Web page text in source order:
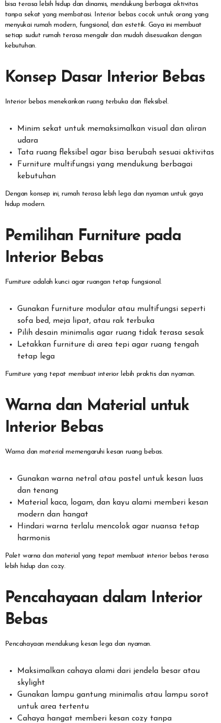
bisa terasa lebih hidup dan dinamis, mendukung berbagai aktivitas
tanpa sekat yang membatasi. Interior bebas cocok untuk orang yang
menyukai rumah modern, fungsional, dan estetik. Gaya ini membuat
setiap sudut rumah terasa mengalir dan mudah disesuaikan dengan
kebutuhan.
Konsep Dasar Interior Bebas
Interior bebas menekankan ruang terbuka dan fleksibel.
Minim sekat untuk memaksimalkan visual dan aliran
udara
Tata ruang fleksibel agar bisa berubah sesuai aktivitas
Furniture multifungsi yang mendukung berbagai
kebutuhan
Dengan konsep ini, rumah terasa lebih lega dan nyaman untuk gaya
hidup modern.
Pemilihan Furniture pada
Interior Bebas
Furniture adalah kunci agar ruangan tetap fungsional.
Gunakan furniture modular atau multifungsi seperti
sofa bed, meja lipat, atau rak terbuka
Pilih desain minimalis agar ruang tidak terasa sesak
Letakkan furniture di area tepi agar ruang tengah
tetap lega
Furniture yang tepat membuat interior lebih praktis dan nyaman.
Warna dan Material untuk
Interior Bebas
Warna dan material memengaruhi kesan ruang bebas.
Gunakan warna netral atau pastel untuk kesan luas
dan tenang
Material kaca, logam, dan kayu alami memberi kesan
modern dan hangat
Hindari warna terlalu mencolok agar nuansa tetap
harmonis
Palet warna dan material yang tepat membuat interior bebas terasa
lebih hidup dan cozy.
Pencahayaan dalam Interior
Bebas
Pencahayaan mendukung kesan lega dan nyaman.
Maksimalkan cahaya alami dari jendela besar atau
skylight
Gunakan lampu gantung minimalis atau lampu sorot
untuk area tertentu
Cahaya hangat memberi kesan cozy tanpa